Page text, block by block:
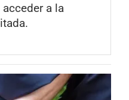
a la